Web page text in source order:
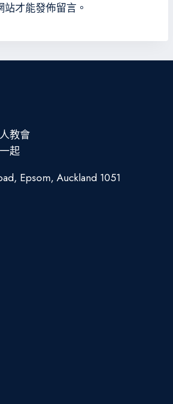
站才能發佈留言。
教會
起
Epsom, Auckland 1051